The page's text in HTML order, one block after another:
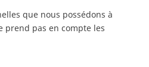
que nous possédons à
prend pas en compte les